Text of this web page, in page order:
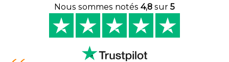
Nous sommes notés 4,8 sur 5